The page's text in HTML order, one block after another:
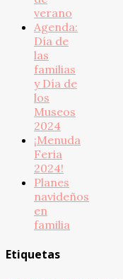
verano
Agenda:
Día de
las
familias
y Día de
los
Museos
2024
¡Menuda
Feria
2024!
Planes
navideños
en
familia
Etiquetas